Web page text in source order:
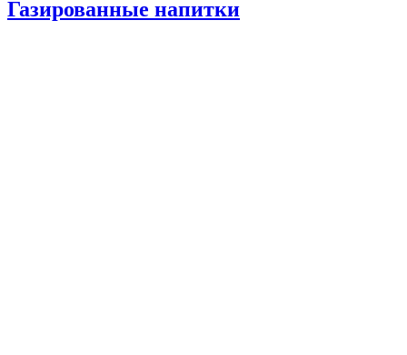
Газированные напитки